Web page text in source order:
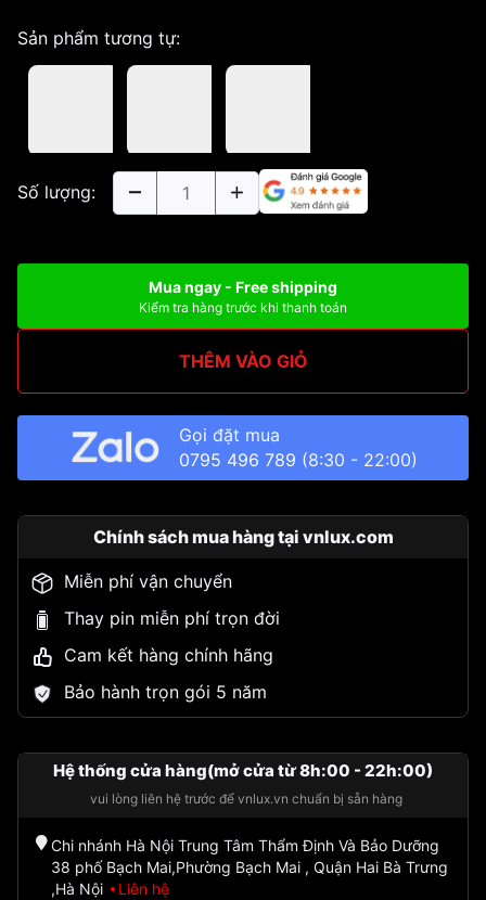
Sản phẩm tương tự:
Số lượng:
Mua ngay - Free shipping
Kiểm tra hàng trước khi thanh toán
THÊM VÀO GIỎ
Gọi đặt mua
0795 496 789 (8:30 - 22:00)
Chính sách mua hàng tại vnlux.com
Miễn phí vận chuyển
Thay pin miễn phí trọn đời
Cam kết hàng chính hãng
Bảo hành trọn gói 5 năm
Hệ thống cửa hàng(mở cửa từ 8h:00 - 22h:00)
vui lòng liên hệ trước để vnlux.vn chuẩn bị sẵn hàng
Chi nhánh Hà Nội Trung Tâm Thẩm Định Và Bảo Dưỡng
38 phố Bạch Mai,Phường Bạch Mai , Quận Hai Bà Trưng
,Hà Nội
Liên hệ